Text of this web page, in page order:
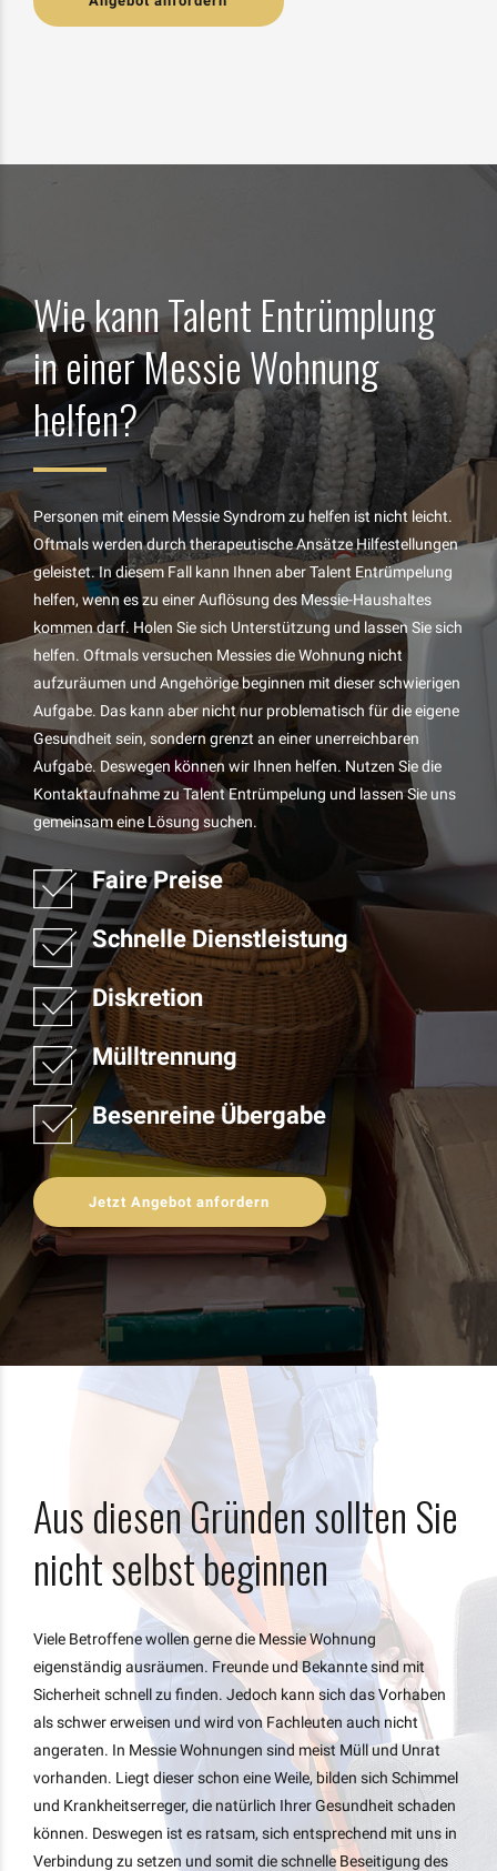
Wie kann Talent Entrümplung
in einer Messie Wohnung
helfen?
Personen mit einem Messie Syndrom zu helfen ist nicht leicht.
Oftmals werden durch therapeutische Ansätze Hilfestellungen
geleistet. In diesem Fall kann Ihnen aber Talent Entrümpelung
helfen, wenn es zu einer Auflösung des Messie-Haushaltes
kommen darf. Holen Sie sich Unterstützung und lassen Sie sich
helfen. Oftmals versuchen Messies die Wohnung nicht
aufzuräumen und Angehörige beginnen mit dieser schwierigen
Aufgabe. Das kann aber nicht nur problematisch für die eigene
Gesundheit sein, sondern grenzt an einer unerreichbaren
Aufgabe. Deswegen können wir Ihnen helfen. Nutzen Sie die
Kontaktaufnahme zu Talent Entrümpelung und lassen Sie uns
gemeinsam eine Lösung suchen.
Faire Preise
Schnelle Dienstleistung
Diskretion
Mülltrennung
Besenreine Übergabe
Jetzt Angebot anfordern
Aus diesen Gründen sollten Sie
nicht selbst beginnen
Viele Betroffene wollen gerne die Messie Wohnung
eigenständig ausräumen. Freunde und Bekannte sind mit
Sicherheit schnell zu finden. Jedoch kann sich das Vorhaben
als schwer erweisen und wird von Fachleuten auch nicht
angeraten. In Messie Wohnungen sind meist Müll und Unrat
vorhanden. Liegt dieser schon eine Weile, bilden sich Schimmel
und Krankheitserreger, die natürlich Ihrer Gesundheit schaden
können. Deswegen ist es ratsam, sich entsprechend mit uns in
Verbindung zu setzen und somit die schnelle Beseitigung des